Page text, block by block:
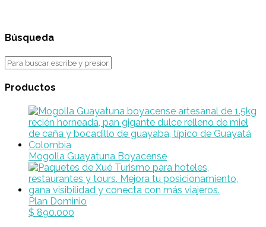
Búsqueda
Productos
Mogolla Guayatuna Boyacense
Plan Dominio
$ 890.000